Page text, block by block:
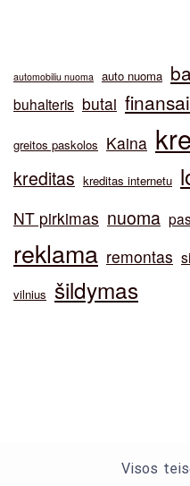
automobiliu nuoma auto nuoma
buhalteris butai finansai
greitos paskolos Kaina
kreditas kreditas internetu
NT pirkimas nuoma
reklama remontas
vilnius šildymas
Visos